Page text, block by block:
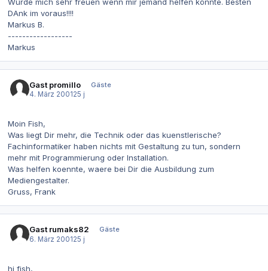
DAnk im voraus!!!!
Markus B.
------------------
Markus
Gast promillo
Gäste
4. März 200125 j
Moin Fish,
Was liegt Dir mehr, die Technik oder das kuenstlerische?
Fachinformatiker haben nichts mit Gestaltung zu tun, sondern
mehr mit Programmierung oder Installation.
Was helfen koennte, waere bei Dir die Ausbildung zum
Mediengestalter.
Gruss, Frank
Gast rumaks82
Gäste
6. März 200125 j
hi fish,